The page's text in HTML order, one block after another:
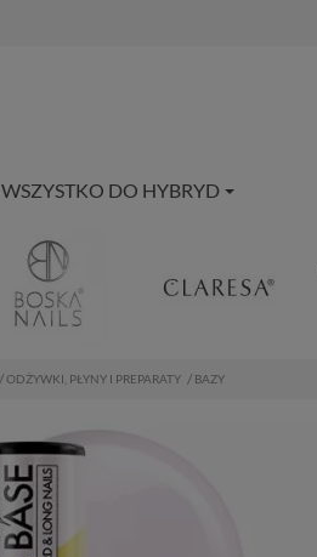
WSZYSTKO DO HYBRYD
ODŻYWKI, PŁYNY I PREPARATY BAZY